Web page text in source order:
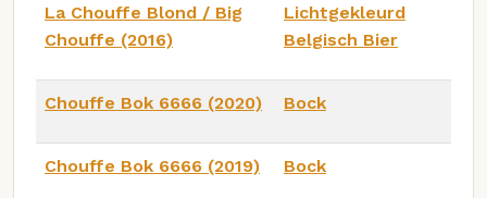
La Chouffe Blond / Big
Chouffe (2016)
Lichtgekleurd
Belgisch Bier
Chouffe Bok 6666 (2020) Bock
Chouffe Bok 6666 (2019) Bock